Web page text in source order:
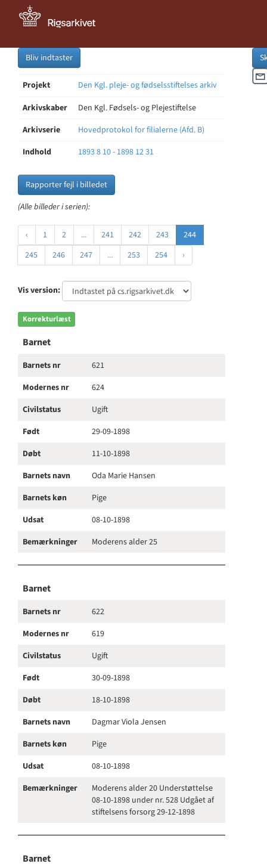
Bliv indtaster
Projekt
Den Kgl. pleje- og fødselsstiftelses arkiv
Arkivskaber
Den Kgl. Fødsels- og Plejestiftelse
Arkivserie
Hovedprotokol for filialerne (Afd. B)
Indhold
1893 8 10 - 1898 12 31
Rapporter fejl i billedet
(Alle billeder i serien):
‹ 1 2 ... 241 242 243
244
245
246 247 ... 253 254 ›
Vis version:
Korrekturlæst
Barnet
Barnets nr
621
Modernes nr
624
Civilstatus
Ugift
Født
29-09-1898
Døbt
11-10-1898
Barnets navn
Oda Marie Hansen
Barnets køn
Pige
Udsat
08-10-1898
Bemærkninger
Moderens alder 25
Barnet
Barnets nr
622
Modernes nr
619
Civilstatus
Ugift
Født
30-09-1898
Døbt
18-10-1898
Barnets navn
Dagmar Viola Jensen
Barnets køn
Pige
Udsat
08-10-1898
Bemærkninger
Moderens alder 20 Understøttelse
08-10-1898 under nr. 528 Udgået af
stiftelsens forsorg 29-12-1898
Barnet